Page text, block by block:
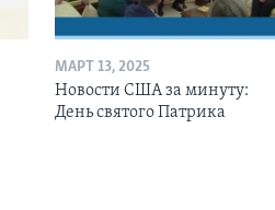
МАРТ 13, 2025
Новости США за минуту:
День святого Патрика